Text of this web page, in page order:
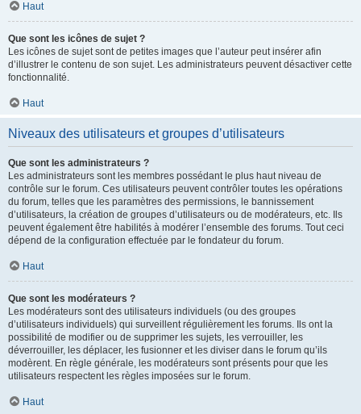
Haut
Que sont les icônes de sujet ?
Les icônes de sujet sont de petites images que l’auteur peut insérer afin
d’illustrer le contenu de son sujet. Les administrateurs peuvent désactiver cette
fonctionnalité.
Haut
Niveaux des utilisateurs et groupes d’utilisateurs
Que sont les administrateurs ?
Les administrateurs sont les membres possédant le plus haut niveau de
contrôle sur le forum. Ces utilisateurs peuvent contrôler toutes les opérations
du forum, telles que les paramètres des permissions, le bannissement
d’utilisateurs, la création de groupes d’utilisateurs ou de modérateurs, etc. Ils
peuvent également être habilités à modérer l’ensemble des forums. Tout ceci
dépend de la configuration effectuée par le fondateur du forum.
Haut
Que sont les modérateurs ?
Les modérateurs sont des utilisateurs individuels (ou des groupes
d’utilisateurs individuels) qui surveillent régulièrement les forums. Ils ont la
possibilité de modifier ou de supprimer les sujets, les verrouiller, les
déverrouiller, les déplacer, les fusionner et les diviser dans le forum qu’ils
modèrent. En règle générale, les modérateurs sont présents pour que les
utilisateurs respectent les règles imposées sur le forum.
Haut